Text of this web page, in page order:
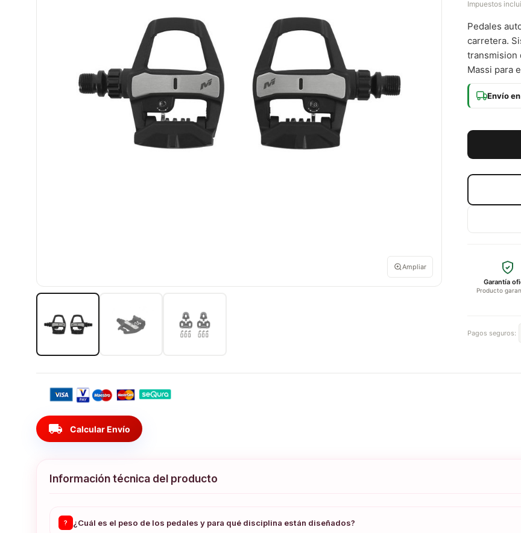
Ampliar
Impuestos
Pedales
carretera.
transmision
Massi para
Envío
Garantía
Producto
Pagos seguros:
local_shipping Calcular Envío
Información técnica del producto
? ¿Cuál es el peso de los pedales y para qué disciplina están diseñados?